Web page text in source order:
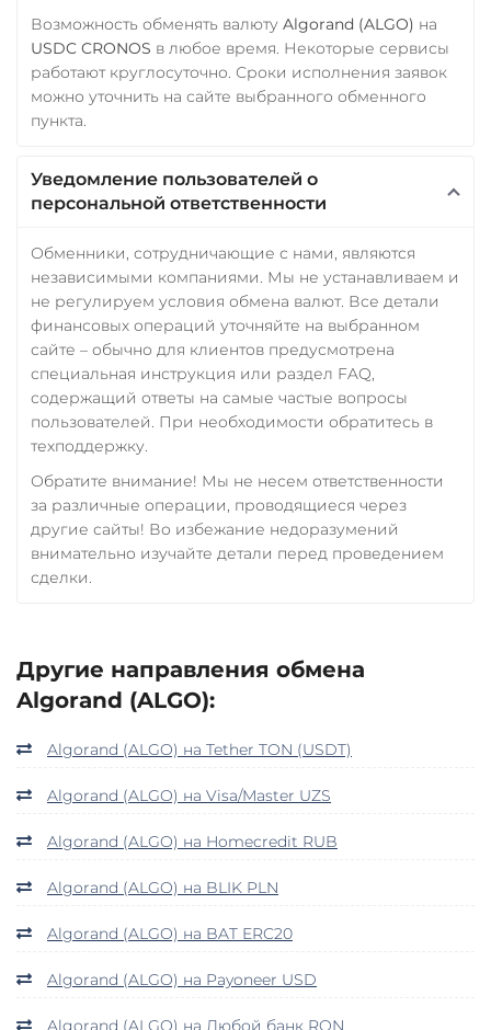
Возможность обменять валюту Algorand (ALGO) на
USDC CRONOS в любое время. Некоторые сервисы
работают круглосуточно. Сроки исполнения заявок
можно уточнить на сайте выбранного обменного
пункта.
Уведомление пользователей о
персональной ответственности
Обменники, сотрудничающие с нами, являются
независимыми компаниями. Мы не устанавливаем и
не регулируем условия обмена валют. Все детали
финансовых операций уточняйте на выбранном
сайте – обычно для клиентов предусмотрена
специальная инструкция или раздел FAQ,
содержащий ответы на самые частые вопросы
пользователей. При необходимости обратитесь в
техподдержку.
Обратите внимание! Мы не несем ответственности
за различные операции, проводящиеся через
другие сайты! Во избежание недоразумений
внимательно изучайте детали перед проведением
сделки.
Другие направления обмена
Algorand (ALGO):
Algorand (ALGO) на Tether TON (USDT)
Algorand (ALGO) на Visa/Master UZS
Algorand (ALGO) на Homecredit RUB
Algorand (ALGO) на BLIK PLN
Algorand (ALGO) на BAT ERC20
Algorand (ALGO) на Payoneer USD
Algorand (ALGO) на Любой банк RON